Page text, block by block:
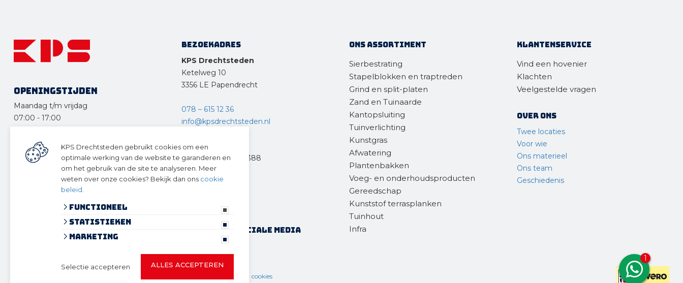
Openingstijden
Maandag t/m vrijdag
07:00 - 17:00
08:30-12:30
Zondag en feestdagen
Bezoekadres
KPS Drechtsteden
Ketelweg 10
3356 LE Papendrecht
078 – 615 12 36
info@kpsdrechtsteden.nl
KPS Delft
Rotterdamseweg 388
2629 HG Delft
info@kpsdelft.nl
Volg ons op sociale media
Ons assortiment
Sierbestrating
Stapelblokken en traptreden
Grind en split-platen
Zand en Tuinaarde
Kantopsluiting
Tuinverlichting
Kunstgras
Afwatering
Plantenbakken
Voeg- en onderhoudsproducten
Gereedschap
Kunststof terrasplanken
Tuinhout
Infra
Klantenservice
Vind een hovenier
Klachten
Veelgestelde vragen
Over ons
Twee locaties
Voor wie
Ons materieel
Ons team
Geschiedenis
1
cookies
KPS Drechtsteden gebruikt cookies om een
optimale werking van de website te garanderen en
om het gebruik van de site te analyseren. Meer
weten over onze cookies? Bekijk dan ons cookie
beleid
Functioneel
Statistieken
Marketing
Selectie accepteren ALLES ACCEPTEREN